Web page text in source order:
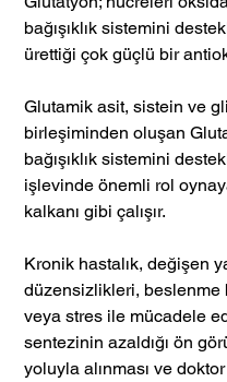
bağışıklık sistemini
ürettiği çok güçlü bir
Glutamik asit, sistein ve
birleşiminden oluşan
bağışıklık sistemini
işlevinde önemli rol
kalkanı gibi çalışır.
Kronik hastalık, değişen
düzensizlikleri, beslenme
veya stres ile mücadele
sentezinin azaldığı ön
yoluyla alınması ve